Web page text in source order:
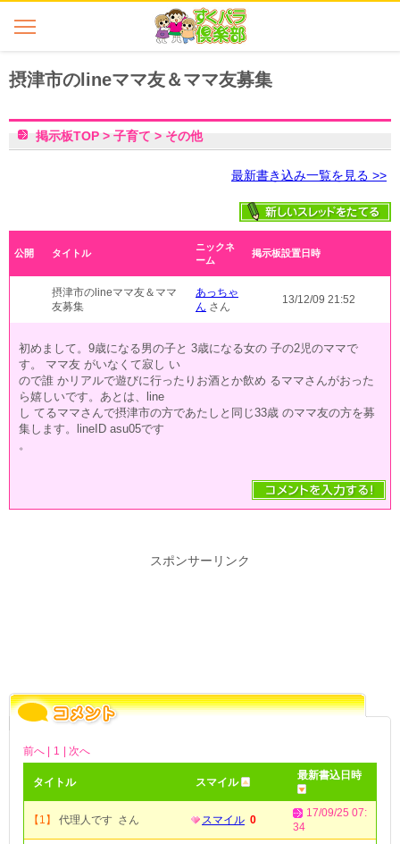
摂津市のlineママ友＆ママ友募集
最新書き込み一覧を見る >>
掲示板TOP > 子育て > その他
公開 タイトル
ニックネ
ーム
掲示板設置日時
摂津市のlineママ友＆ママ
友募集
あっちゃ
ん さん
13/12/09 21:52
初めまして。9歳になる男の子と 3歳になる女の 子の2児のママで
す。 ママ友 がいなくて寂し い
ので誰 かリアルで遊びに行ったりお酒とか飲め るママさんがおった
ら嬉しいです。あとは、line
し てるママさんで摂津市の方であたしと同じ33歳 のママ友の方を募
集します。lineID asu05です
。
スポンサーリンク
前へ | 1 | 次へ
タイトル スマイル
最新書込日時
【1】 代理人です さん スマイル 0
17/09/25 07:
34